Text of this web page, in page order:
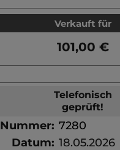
Verkauft für
101,00 €
Telefonisch
geprüft!
Nummer: 7280
Datum: 18.05.2026